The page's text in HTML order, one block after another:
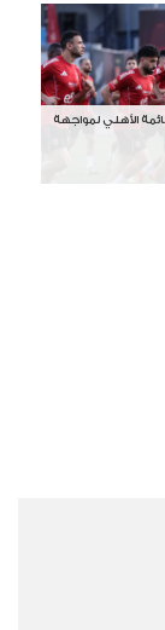
الأهلي لمواجهة